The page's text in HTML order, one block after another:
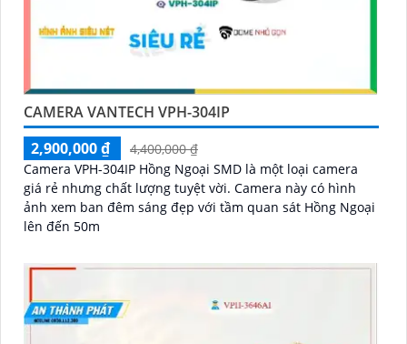
CAMERA VANTECH VPH-304IP
2,900,000 ₫
4,400,000 ₫
Camera VPH-304IP Hồng Ngoại SMD là một loại camera
giá rẻ nhưng chất lượng tuyệt vời. Camera này có hình
ảnh xem ban đêm sáng đẹp với tầm quan sát Hồng Ngoại
lên đến 50m